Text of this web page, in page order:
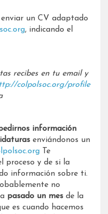
un CV adaptado
, indicando el
recibes en tu email y
colpolsoc.org/profile
información
enviándonos un
Te
proceso y de si la
información sobre ti.
no
pasado un mes de la
es cuando hacemos